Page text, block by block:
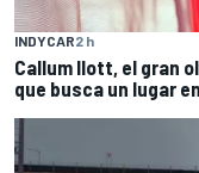
INDYCAR2 h
Callum Ilott, el gran
que busca un lugar